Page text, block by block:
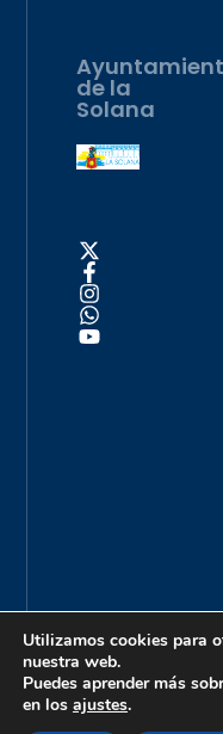
de la
Solana
Utilizamos cookies para
nuestra web.
Puedes aprender más
en los ajustes.